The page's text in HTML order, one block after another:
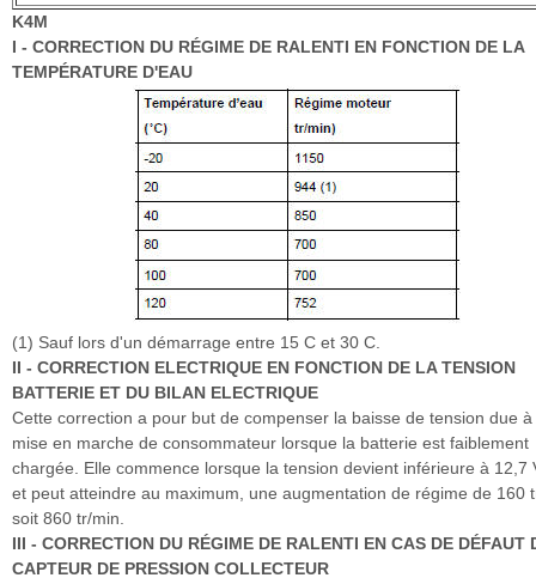
K4M
I - CORRECTION DU RÉGIME DE RALENTI EN FONCTION DE LA
TEMPÉRATURE D'EAU
(1) Sauf lors d'un démarrage entre 15 C et 30 C.
II - CORRECTION ELECTRIQUE EN FONCTION DE LA TENSION
BATTERIE ET DU BILAN ELECTRIQUE
Cette correction a pour but de compenser la baisse de tension due à
mise en marche de consommateur lorsque la batterie est faiblement
chargée. Elle commence lorsque la tension devient inférieure à 12,7
et peut atteindre au maximum, une augmentation de régime de 160
soit 860 tr/min.
III - CORRECTION DU RÉGIME DE RALENTI EN CAS DE DÉFAUT
CAPTEUR DE PRESSION COLLECTEUR